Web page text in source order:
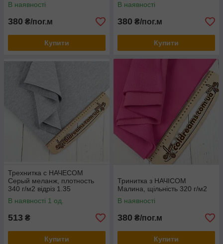
В наявності
380 ₴/пог.м
Купити
В наявності
380 ₴/пог.м
Купити
Трехнитка с НАЧЕСОМ
Серый меланж, плотность
340 г/м2 відріз 1.35
В наявності 1 од.
513 ₴
Купити
Тринитка з НАЧІСОМ
Малина, щільність 320 г/м2
В наявності
380 ₴/пог.м
Купити